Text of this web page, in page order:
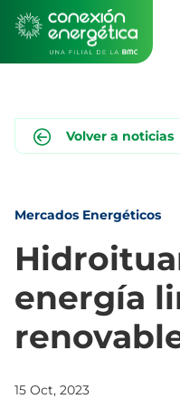
Pasar
contenido
Volver a noticias
Mercados Energéticos
energía
15 Oct, 2023